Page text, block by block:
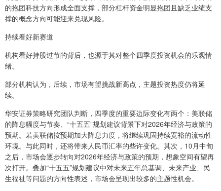
的抱团科技方向形成全面支撑，部分杠杆资金明显抱团且缺乏业绩支
撑的概念方向可能迎来兑现风险。
持续看好新赛道
机构看好持股过节的背后，也源于其对整个四季度投资机会的乐观情
绪。
部分机构认为，后续，市场有望挑战新高点，主题投资热度仍将延
续。
华安证券策略研究团队判断，四季度的重要边际变化有两个：美联储
的降息幅度与节奏、“十五五”规划建议背景下对2026年经济与政策的
预期。若美联储按预期加大降息力度，将继续巩固持续宽裕的流动性
环境。与此同时，还将带来人民币汇率的些许变化。其次，10月中旬
之后，市场会逐步转向对2026年经济与政策的预期，想象空间有望再
次打开。叠加“十五五”规划建议中对未来五年总基调、未来产业、民
生福祉等问题的方向性表述，市场会呈现出较多的主题性机会。